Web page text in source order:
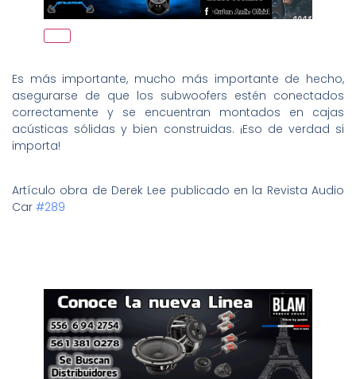
Es más importante, mucho más importante de hecho,
asegurarse de que los subwoofers estén conectados
correctamente y se encuentran montados en cajas
acústicas sólidas y bien construidas. ¡Eso de verdad si
importa!
Artículo obra de Derek Lee publicado en la Revista Audio
Car #289